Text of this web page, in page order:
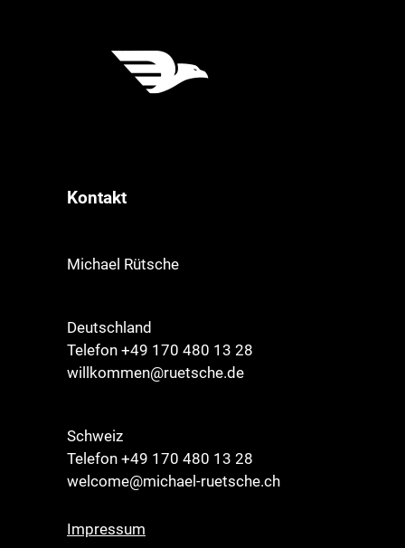
Kontakt
Michael Rütsche
Deutschland
Telefon +49 170 480 13 28
willkommen@ruetsche.de
Schweiz
Telefon +49 170 480 13 28
welcome@michael-ruetsche.ch
Impressum